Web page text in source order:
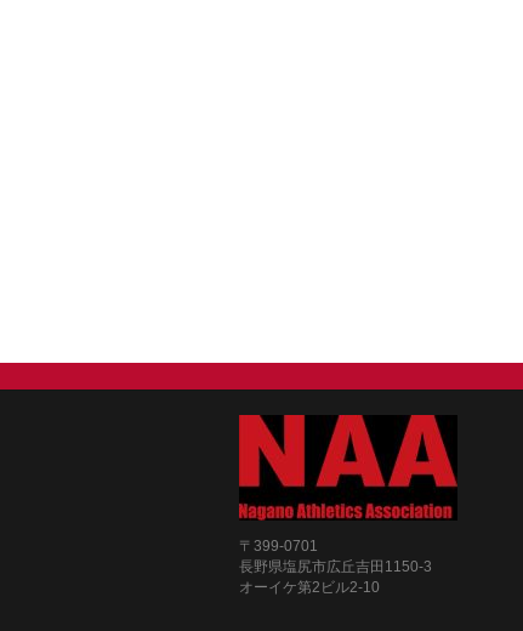
〒399-0701
長野県塩尻市広丘吉田1150-3
オーイケ第2ビル2-10